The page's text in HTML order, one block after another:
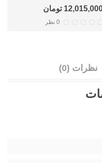
تومان
0 نظر
نظرات (0)